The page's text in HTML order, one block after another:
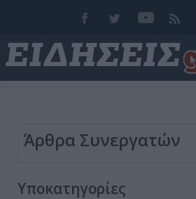
Άρθρα Συνεργατών
Υποκατηγορίες